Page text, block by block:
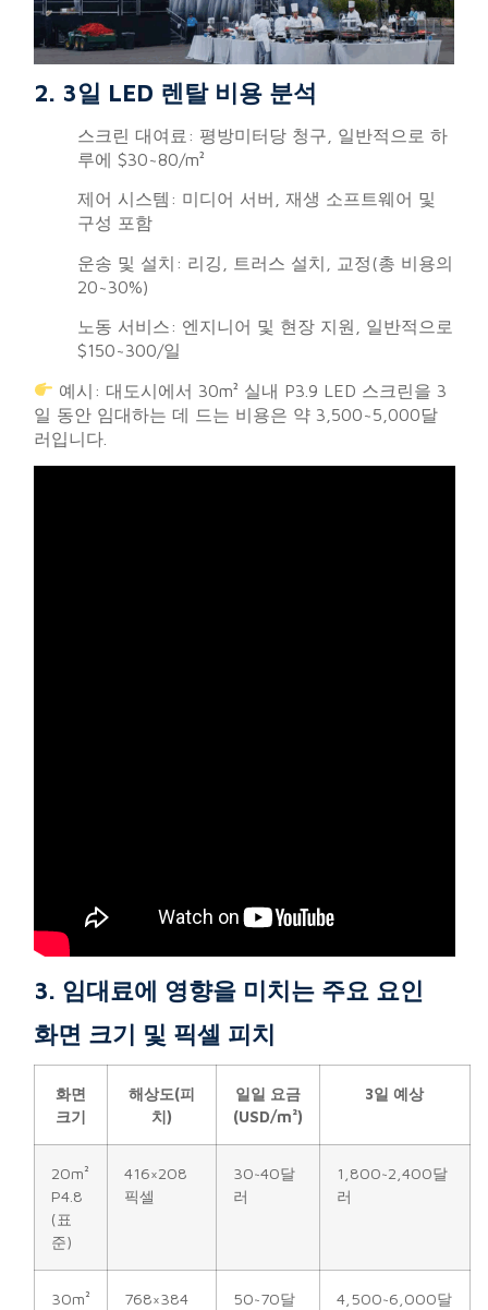
2. 3일 LED 렌탈 비용 분석
스크린 대여료: 평방미터당 청구, 일반적으로 하
루에 $30~80/m²
제어 시스템: 미디어 서버, 재생 소프트웨어 및
구성 포함
운송 및 설치: 리깅, 트러스 설치, 교정(총 비용의
20~30%)
노동 서비스: 엔지니어 및 현장 지원, 일반적으로
$150~300/일
예시: 대도시에서 30m² 실내 P3.9 LED 스크린을 3
일 동안 임대하는 데 드는 비용은 약 3,500~5,000달
러입니다.
3. 임대료에 영향을 미치는 주요 요인
화면 크기 및 픽셀 피치
화면
크기
해상도(피
치)
일일 요금
(USD/m²)
3일 예상
20m²
P4.8
(표
준)
416×208
픽셀
30~40달
러
1,800~2,400달
러
30m²
768×384
50~70달
4,500~6,000달